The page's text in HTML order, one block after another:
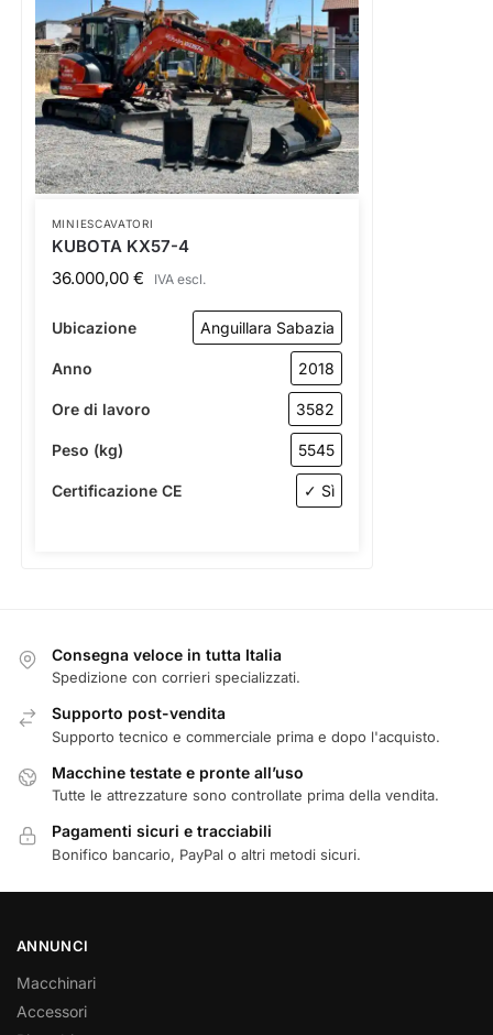
MINIESCAVATORI
KUBOTA KX57-4
36.000,00 € IVA escl.
Ubicazione Anguillara Sabazia
Anno 2018
Ore di lavoro 3582
Peso (kg) 5545
Certificazione CE ✓ Sì
Consegna veloce in tutta Italia
Spedizione con corrieri specializzati.
Supporto post-vendita
Supporto tecnico e commerciale prima e dopo l'acquisto.
Macchine testate e pronte all’uso
Tutte le attrezzature sono controllate prima della vendita.
Pagamenti sicuri e tracciabili
Bonifico bancario, PayPal o altri metodi sicuri.
ANNUNCI
Macchinari
Accessori